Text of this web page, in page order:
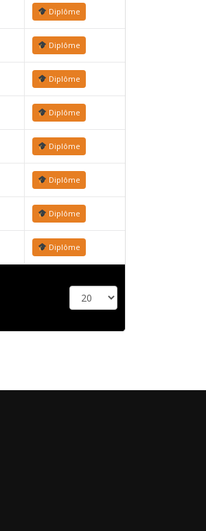
Diplôme
Diplôme
Diplôme
Diplôme
Diplôme
Diplôme
Diplôme
Diplôme